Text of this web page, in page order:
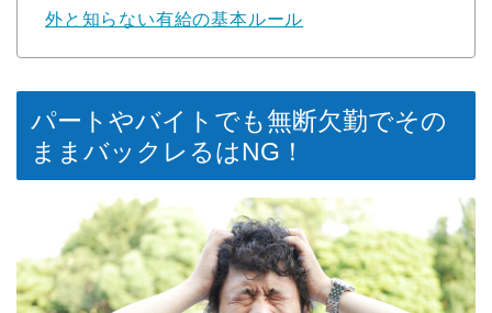
外と知らない有給の基本ルール
パートやバイトでも無断欠勤でその
ままバックレるはNG！